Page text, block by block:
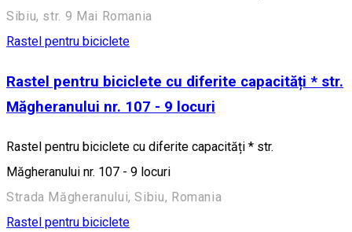
Sibiu, str. 9 Mai Romania
Rastel pentru biciclete
Rastel pentru biciclete cu diferite capacități * str.
Măgheranului nr. 107 - 9 locuri
Rastel pentru biciclete cu diferite capacități * str.
Măgheranului nr. 107 - 9 locuri
Strada Măgheranului, Sibiu, Romania
Rastel pentru biciclete